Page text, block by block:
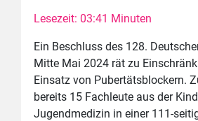
Lesezeit: 03:41 Minuten
Ein Beschluss des 128.
Mitte Mai 2024 rät zu
Einsatz von Pubertätsblockern.
bereits 15 Fachleute aus der
Jugendmedizin in einer 111-